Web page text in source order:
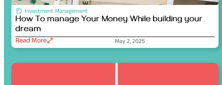
Investment Management
How To manage Your Money While building your
dream
Read More
May 2, 2025